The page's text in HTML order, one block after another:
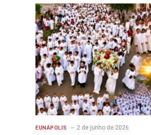
EUNÁPOLIS 2 de junho de 2026